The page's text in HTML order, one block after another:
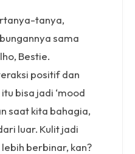
tanya,
sama
Bestie.
positif dan
bisa jadi ‘mood
saat kita bahagia,
luar. Kulit jadi
berbinar, kan?